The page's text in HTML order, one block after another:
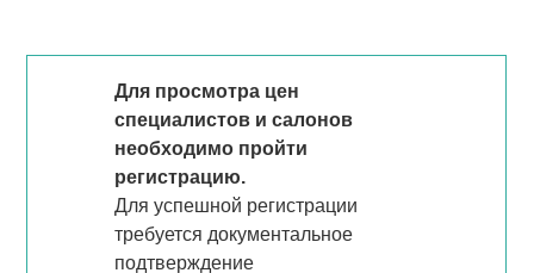
Для просмотра цен
специалистов и салонов
необходимо пройти
регистрацию.
Для успешной регистрации
требуется документальное
подтверждение